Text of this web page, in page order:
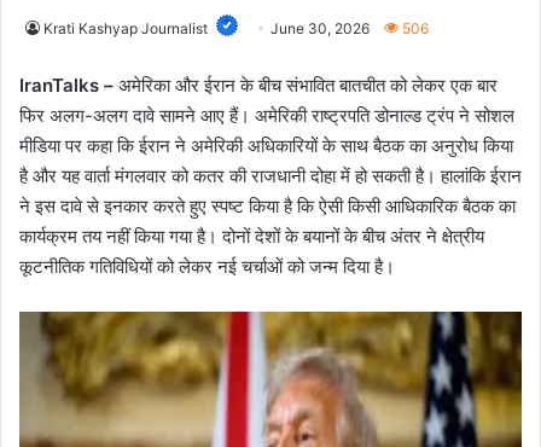
Krati Kashyap Journalist June 30, 2026 506
IranTalks – अमेरिका और ईरान के बीच संभावित बातचीत को लेकर एक बार
फिर अलग-अलग दावे सामने आए हैं। अमेरिकी राष्ट्रपति डोनाल्ड ट्रंप ने सोशल
मीडिया पर कहा कि ईरान ने अमेरिकी अधिकारियों के साथ बैठक का अनुरोध किया
है और यह वार्ता मंगलवार को कतर की राजधानी दोहा में हो सकती है। हालांकि ईरान
ने इस दावे से इनकार करते हुए स्पष्ट किया है कि ऐसी किसी आधिकारिक बैठक का
कार्यक्रम तय नहीं किया गया है। दोनों देशों के बयानों के बीच अंतर ने क्षेत्रीय
कूटनीतिक गतिविधियों को लेकर नई चर्चाओं को जन्म दिया है।